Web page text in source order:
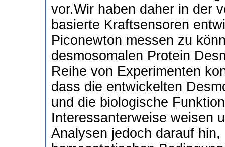
vor.Wir haben daher in der
basierte Kraftsensoren
Piconewton messen zu
desmosomalen Protein
Reihe von Experimenten
dass die entwickelten
und die biologische
Interessanterweise weisen
Analysen jedoch darauf